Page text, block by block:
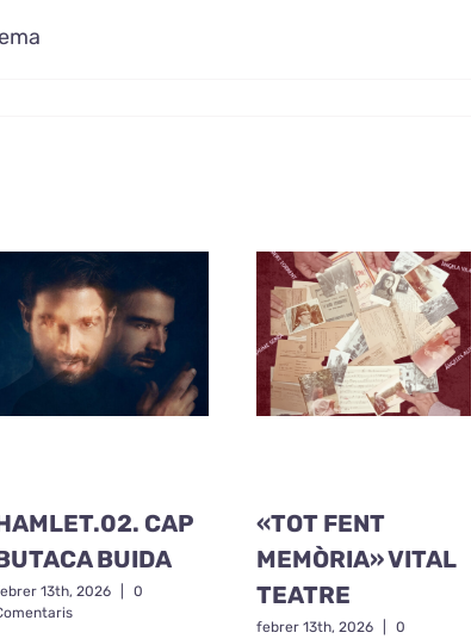
CAP
BUIDA
13th, 2026
0
«TOT FENT
MEMÒRIA» VITAL
TEATRE
febrer 13th, 2026
0